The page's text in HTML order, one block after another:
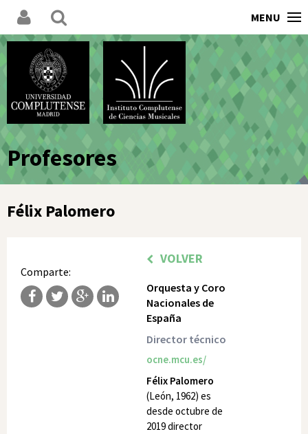
MENU
Profesores
Félix Palomero
Comparte:
VOLVER
Orquesta y Coro
Nacionales de
España
Director técnico
ocne.mcu.es/
Félix Palomero
(León, 1962) es
desde octubre de
2019 director